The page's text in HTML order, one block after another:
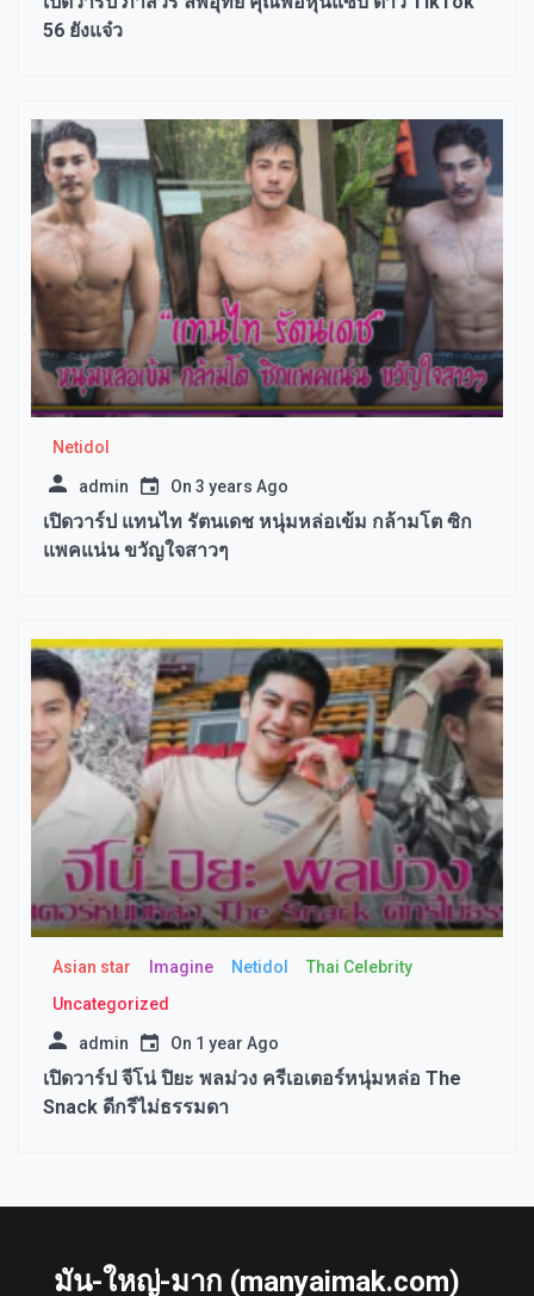
56 ยังแจ๋ว
Netidol
admin On 3 years Ago
เปิดวาร์ป แทนไท รัตนเดช หนุ่มหล่อเข้ม กล้ามโต ซิก
แพคแน่น ขวัญใจสาวๆ
Asian star Imagine​ Netidol
Thai Celebrity
Uncategorized
admin On 1 year Ago
เปิดวาร์ป จีโน่ ปิยะ พลม่วง ครีเอเตอร์หนุ่มหล่อ The
Snack ดีกรีไม่ธรรมดา
มัน-ใหญ่-มาก (manyaimak.com)